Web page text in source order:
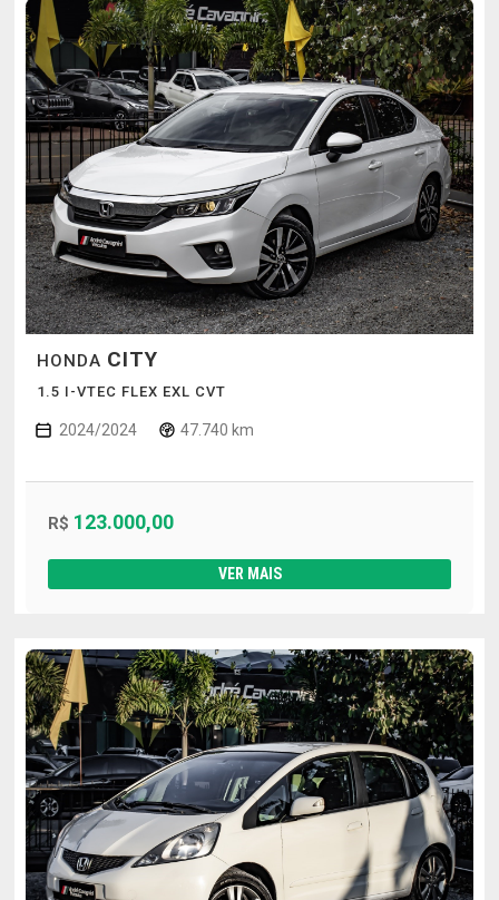
HONDA CITY
1.5 I-VTEC FLEX EXL CVT
2024/2024 47.740 km
R$ 123.000,00
VER MAIS